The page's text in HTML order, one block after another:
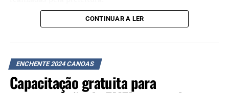
“Não estamos apenas
assinando um convênio,
mas efetivamente
depositando os recursos.
CONTINUAR A LER
ENCHENTE 2024 CANOAS
Capacitação gratuita para